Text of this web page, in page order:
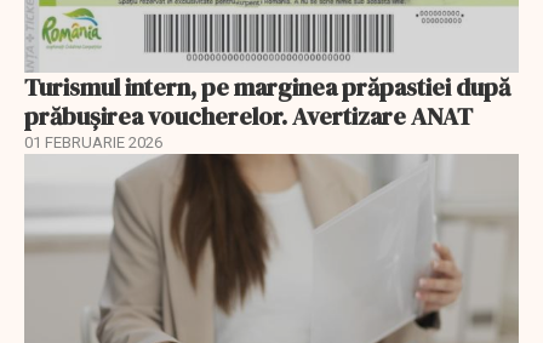
Turismul intern, pe marginea prăpastiei după
prăbușirea voucherelor. Avertizare ANAT
01 FEBRUARIE 2026